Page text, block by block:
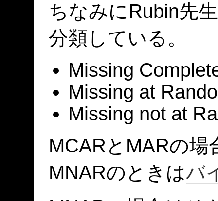
ちなみにRubin先
分類している。
Missing
Missing at
Missing not at
MCARとMARの場
MNARのときはバ